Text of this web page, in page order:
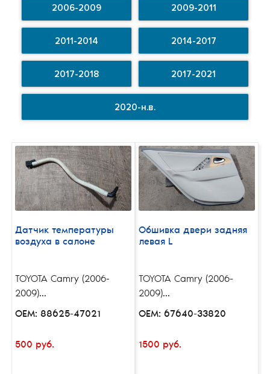
2006-2009 2009-2011
2011-2014 2014-2017
2017-2018 2017-2021
2020-н.в.
Датчик температуры
воздуха в салоне
TOYOTA Camry (2006-
2009)...
OEM: 88625-47021
500 руб.
Обшивка двери задняя
левая L
TOYOTA Camry (2006-
2009)...
OEM: 67640-33820
1500 руб.